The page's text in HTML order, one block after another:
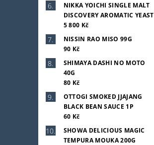
NIKKA YOICHI SINGLE MALT
DISCOVERY AROMATIC YEAST
5 800 Kč
NISSIN RAO MISO 99G
90 Kč
SHIMAYA DASHI NO MOTO
40G
80 Kč
OTTOGI SMOKED JJAJANG
BLACK BEAN SAUCE 1P
60 Kč
SHOWA DELICIOUS MAGIC
TEMPURA MOUKA 200G